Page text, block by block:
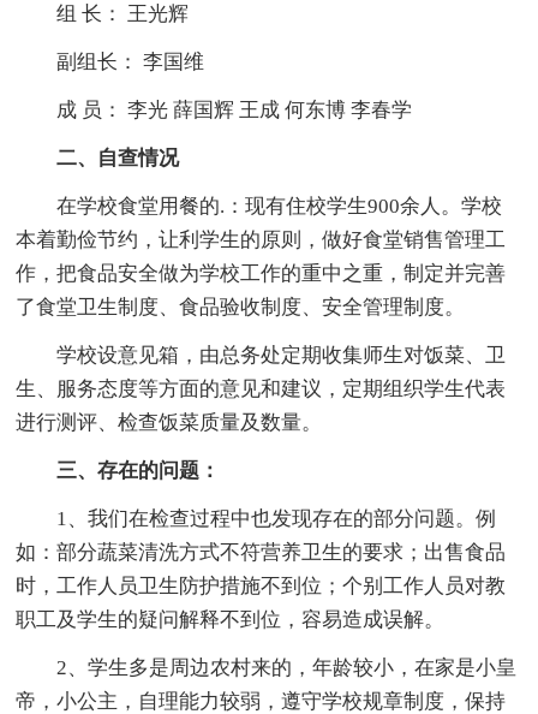
组 长： 王光辉
副组长： 李国维
成 员： 李光 薛国辉 王成 何东博 李春学
二、自查情况
在学校食堂用餐的.：现有住校学生900余人。学校
本着勤俭节约，让利学生的原则，做好食堂销售管理工
作，把食品安全做为学校工作的重中之重，制定并完善
了食堂卫生制度、食品验收制度、安全管理制度。
学校设意见箱，由总务处定期收集师生对饭菜、卫
生、服务态度等方面的意见和建议，定期组织学生代表
进行测评、检查饭菜质量及数量。
三、存在的问题：
1、我们在检查过程中也发现存在的部分问题。例
如：部分蔬菜清洗方式不符营养卫生的要求；出售食品
时，工作人员卫生防护措施不到位；个别工作人员对教
职工及学生的疑问解释不到位，容易造成误解。
2、学生多是周边农村来的，年龄较小，在家是小皇
帝，小公主，自理能力较弱，遵守学校规章制度，保持